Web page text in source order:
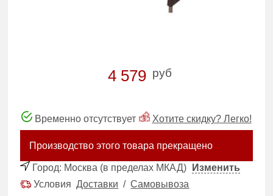
4 579 руб
Временно отсутствует Хотите скидку? Легко!
Производство этого товара прекращено
Город: Москва (в пределах МКАД)
Изменить
УсловияДоставки /Самовывоза